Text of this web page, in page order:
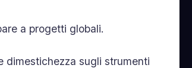
a progetti globali.
dimestichezza sugli strumenti